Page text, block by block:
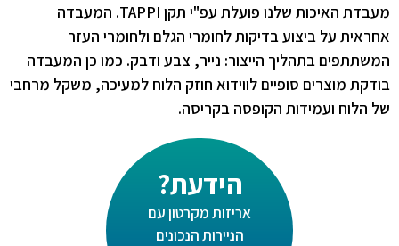
מעבדת האיכות שלנו פועלת עפ"י תקן TAPPI. המעבדה
אחראית על ביצוע בדיקות לחומרי הגלם ולחומרי העזר
המשתתפים בתהליך הייצור: נייר, צבע ודבק. כמו כן המעבדה
בודקת מוצרים סופיים לווידוא חוזק הלוח למעיכה, משקל מרחבי
של הלוח ועמידות הקופסה בקריסה.
הידעת?
אריזות מקרטון עם
הניירות הנכונים